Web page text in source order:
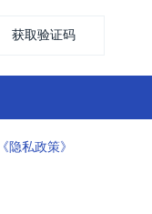
获取验证码
《隐私政策》